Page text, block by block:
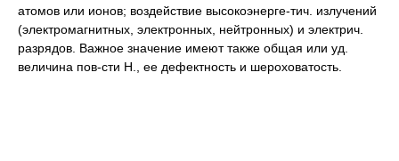
атомов или ионов; воздействие высокоэнерге-тич. излучений
(электромагнитных, электронных, нейтронных) и электрич.
разрядов. Важное значение имеют также общая или уд.
величина пов-сти Н., ее дефектность и шероховатость.